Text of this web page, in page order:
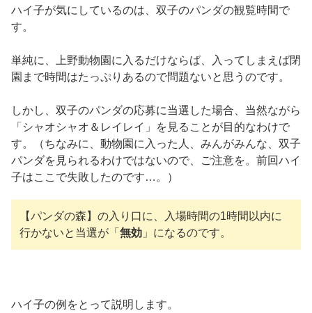
ハイ子が気にしているのは、双子のパンダの観覧時間で
す。
単純に、上野動物園に入るだけならば、入ってしまえば閉
園まで時間はたっぷりあるので問題ないと思うのです。
しかし、双子のパンダの応募に当選した場合、当然ながら
「シャオシャオ＆レイレイ」を見ることが目的なわけで
す。（ちなみに、動物園に入った人、みんがみんな、双子
パンダを見られるわけではないので、ご注意を。前回ハイ
子はここで失敗したのです…。）
【パンダの森】の入り口に、入場時間の1時間以内に
行かないと当選が「 無効 」になるのです。
ハイ子の例をとって説明します。